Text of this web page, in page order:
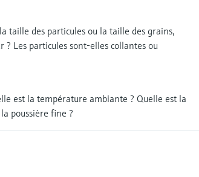
taille des particules ou la taille des grains,
Les particules sont-elles collantes ou
est la température ambiante ? Quelle est la
poussière fine ?